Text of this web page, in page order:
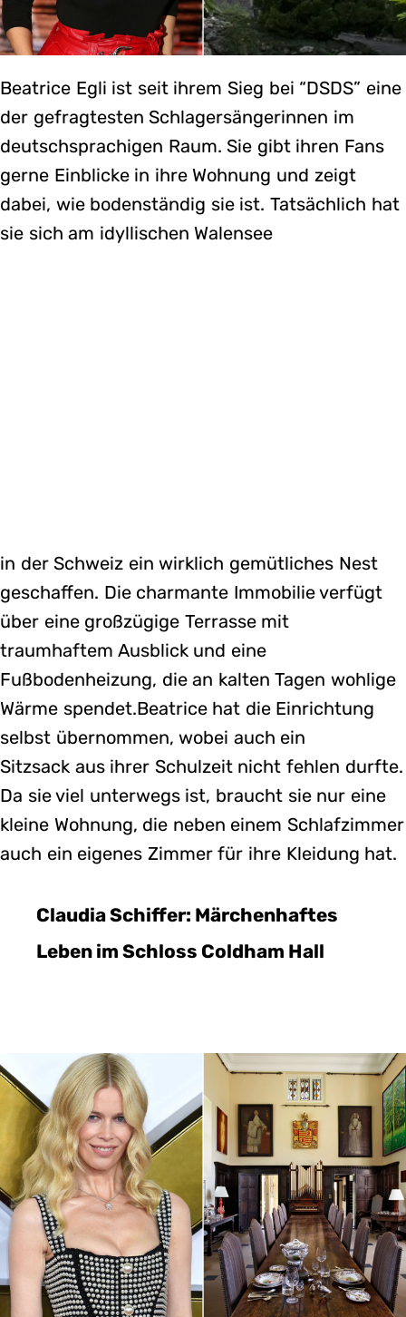
Beatrice Egli ist seit ihrem Sieg bei “DSDS” eine
der gefragtesten Schlagersängerinnen im
deutschsprachigen Raum. Sie gibt ihren Fans
gerne Einblicke in ihre Wohnung und zeigt
dabei, wie bodenständig sie ist. Tatsächlich hat
sie sich am idyllischen Walensee
in der Schweiz ein wirklich gemütliches Nest
geschaffen. Die charmante Immobilie verfügt
über eine großzügige Terrasse mit
traumhaftem Ausblick und eine
Fußbodenheizung, die an kalten Tagen wohlige
Wärme spendet.Beatrice hat die Einrichtung
selbst übernommen, wobei auch ein
Sitzsack aus ihrer Schulzeit nicht fehlen durfte.
Da sie viel unterwegs ist, braucht sie nur eine
kleine Wohnung, die neben einem Schlafzimmer
auch ein eigenes Zimmer für ihre Kleidung hat.
Claudia Schiffer: Märchenhaftes
Leben im Schloss Coldham Hall